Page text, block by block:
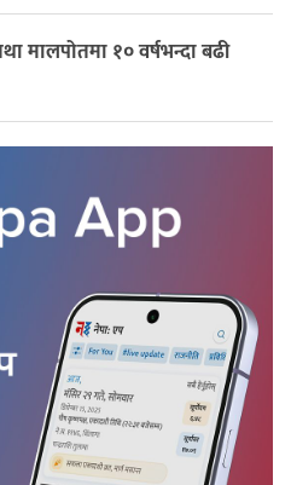
मालपोतमा १० वर्षभन्दा बढी